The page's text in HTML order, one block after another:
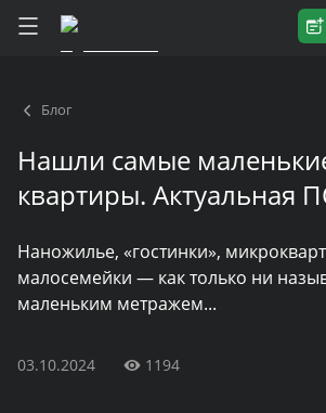
Блог
Нашли самые
квартиры. Актуальная
Наножилье, «гостинки»,
малосемейки — как только ни
маленьким метражем...
03.10.2024 1194